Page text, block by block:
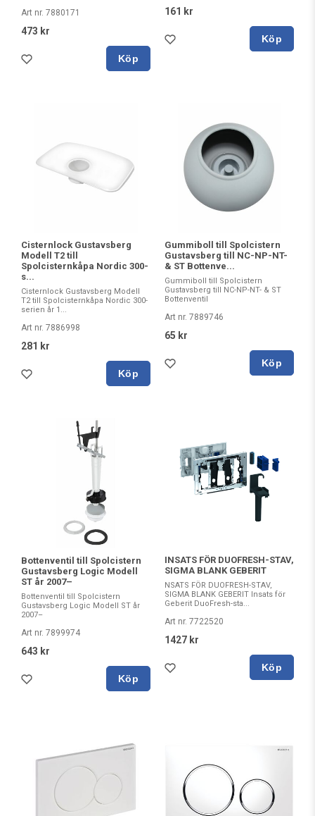
Art nr. 7880171
473 kr
Köp
161 kr
Köp
Cisternlock Gustavsberg
Modell T2 till
Spolcisternkåpa Nordic 300-
s...
Cisternlock Gustavsberg Modell
T2 till Spolcisternkåpa Nordic 300-
serien år 1...
Art nr. 7886998
281 kr
Köp
Gummiboll till Spolcistern
Gustavsberg till NC-NP-NT-
& ST Bottenve...
Gummiboll till Spolcistern
Gustavsberg till NC-NP-NT- & ST
Bottenventil
Art nr. 7889746
65 kr
Köp
Bottenventil till Spolcistern
Gustavsberg Logic Modell
ST år 2007–
Bottenventil till Spolcistern
Gustavsberg Logic Modell ST år
2007–
Art nr. 7899974
643 kr
Köp
INSATS FÖR DUOFRESH-STAV,
SIGMA BLANK GEBERIT
NSATS FÖR DUOFRESH-STAV,
SIGMA BLANK GEBERIT Insats för
Geberit DuoFresh-sta...
Art nr. 7722520
1427 kr
Köp